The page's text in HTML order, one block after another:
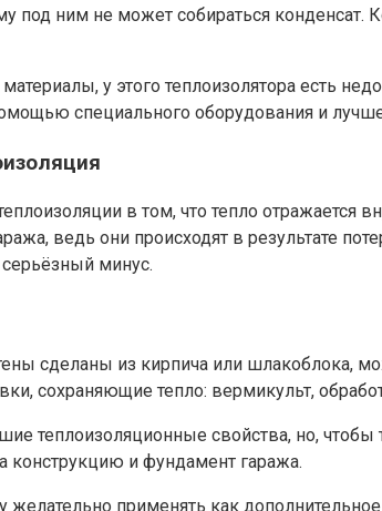
под ним не может собираться
у этого теплоизолятора есть
специального оборудования и
в том, что тепло
ведь они происходят в результате
серьёзный минус.
сделаны из кирпича или шлакоблока,
сохраняющие тепло: вермикульт,
теплоизоляционные свойства, но,
конструкцию и фундамент гаража.
желательно применять как